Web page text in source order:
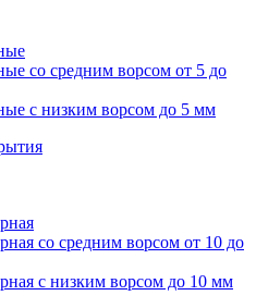
со средним ворсом от 5 до
с низким ворсом до 5 мм
со средним ворсом от 10 до
с низким ворсом до 10 мм